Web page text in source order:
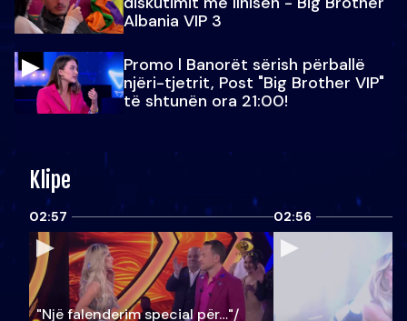
Albania VIP 3
Promo l Banorët sërish përballë
njëri-tjetrit, Post "Big Brother VIP"
të shtunën ora 21:00!
Klipe
02:57
"Një falenderim special për…"/
02:56